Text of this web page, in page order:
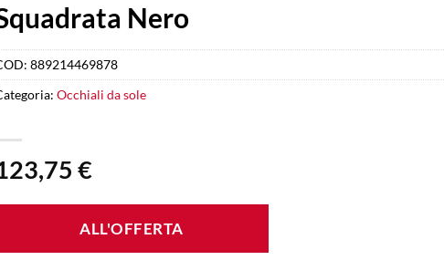
Nero
€
ALL'OFFERTA
889214469878
Occhiali da sole